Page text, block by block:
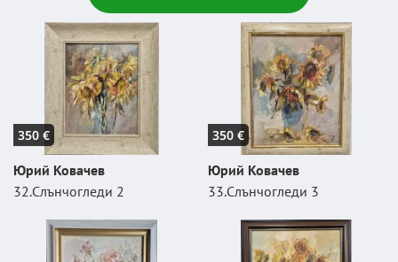
350 €
Юрий Ковачев
32.Слънчогледи 2
350 €
Юрий Ковачев
33.Слънчогледи 3